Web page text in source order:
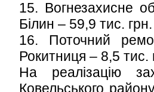
15. Вогнезахисне
Білин – 59,9 тис. грн.
16. Поточний
Рокитниця – 8,5 тис.
На реалізацію
Ковельського